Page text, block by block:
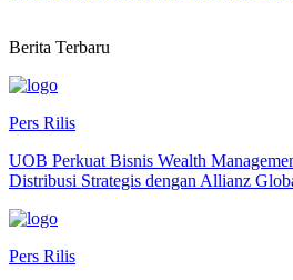
Berita Terbaru
Pers Rilis
UOB Perkuat Bisnis Wealth
Distribusi Strategis dengan Allianz
Pers Rilis